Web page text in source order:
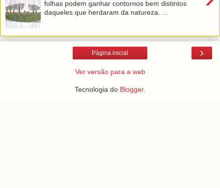
folhas podem ganhar contornos bem distintos
daqueles que herdaram da natureza. ...
›
Página inicial
Ver versão para a web
Tecnologia do Blogger.